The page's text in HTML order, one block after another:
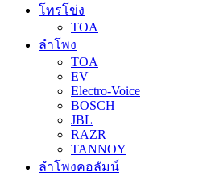
โทรโข่ง
TOA
ลำโพง
TOA
EV
Electro-Voice
BOSCH
JBL
RAZR
TANNOY
ลำโพงคอลัมน์